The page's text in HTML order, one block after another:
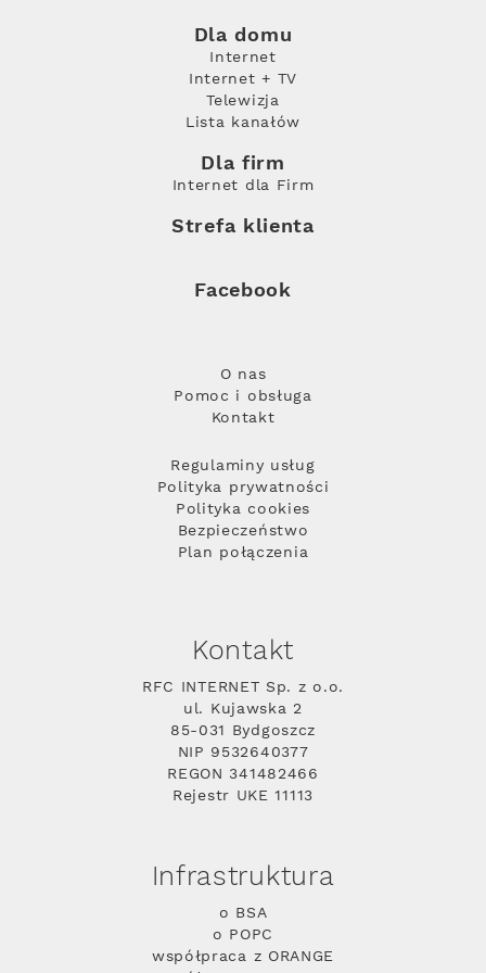
Dla domu
Internet
Internet + TV
Telewizja
Lista kanałów
Dla firm
Internet dla Firm
Strefa klienta
Facebook
O nas
Pomoc i obsługa
Kontakt
Regulaminy usług
Polityka prywatności
Polityka cookies
Bezpieczeństwo
Plan połączenia
Kontakt
RFC INTERNET Sp. z o.o.
ul. Kujawska 2
85-031 Bydgoszcz
NIP 9532640377
REGON 341482466
Rejestr UKE 11113
Infrastruktura
o BSA
o POPC
współpraca z ORANGE